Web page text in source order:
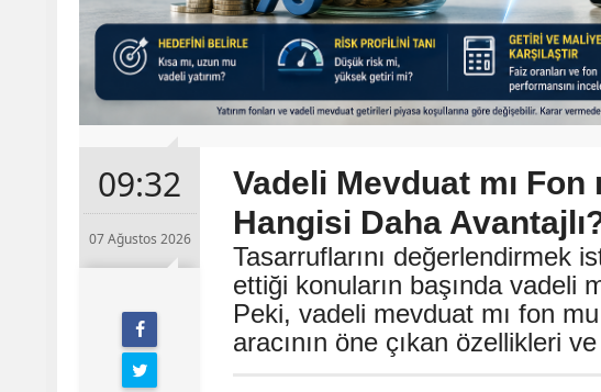
09:32
07 Ağustos 2026
Vadeli Mevduat mı
Hangisi Daha
Tasarruflarını değerlendirmek
ettiği konuların başında vadeli
Peki, vadeli mevduat mı fon
aracının öne çıkan özellikleri